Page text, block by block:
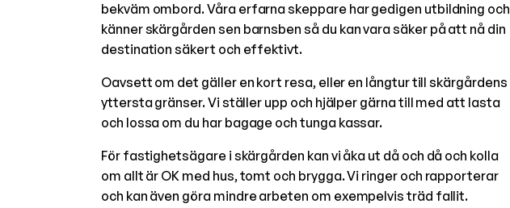
bekväm ombord. Våra erfarna skeppare har gedigen utbildning och
känner skärgården sen barnsben så du kan vara säker på att nå din
destination säkert och effektivt.
Oavsett om det gäller en kort resa, eller en långtur till skärgårdens
yttersta gränser. Vi ställer upp och hjälper gärna till med att lasta
och lossa om du har bagage och tunga kassar.
För fastighetsägare i skärgården kan vi åka ut då och då och kolla
om allt är OK med hus, tomt och brygga. Vi ringer och rapporterar
och kan även göra mindre arbeten om exempelvis träd fallit.